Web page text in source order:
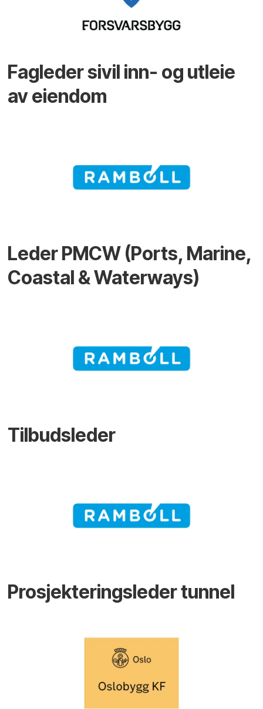
Fagleder sivil inn- og utleie
av eiendom
Leder PMCW (Ports, Marine,
Coastal & Waterways)
Tilbudsleder
Prosjekteringsleder tunnel